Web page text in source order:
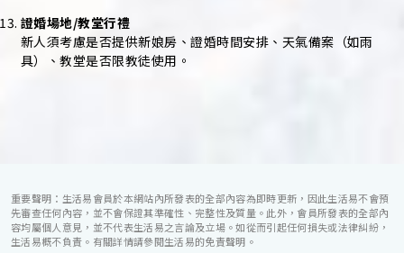
證婚場地/教堂行禮
新人須考慮是否提供新娘房、證婚時間安排、天氣備案（如雨
具）、教堂是否限教徒使用。
重要聲明：生活易會員於本網站內所發表的全部內容為即時更新，因此生活易不會預
先審查任何內容，並不會保證其準確性、完整性及質量。此外，會員所發表的全部內
容均屬個人意見，並不代表生活易之言論及立場。如從而引起任何損失或法律糾紛，
生活易概不負責。有關詳情請參閱生活易的免責聲明。